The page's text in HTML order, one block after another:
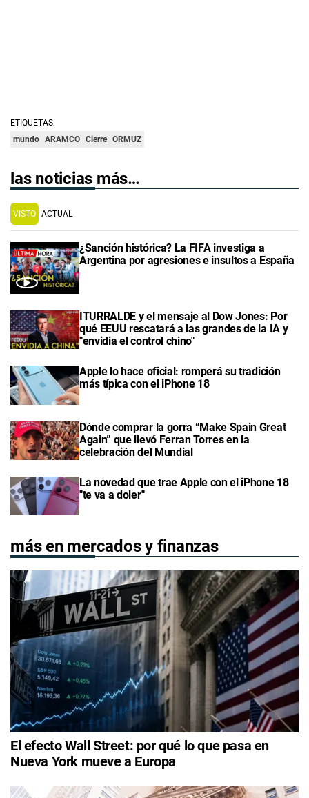
ETIQUETAS:
mundo ARAMCO Cierre ORMUZ
las noticias más…
VISTO ACTUAL
¿Sanción histórica? La FIFA investiga a
Argentina por agresiones e insultos a España
ITURRALDE y el mensaje al Dow Jones: Por
qué EEUU rescatará a las grandes de la IA y
"envidia el control chino"
Apple lo hace oficial: romperá su tradición
más típica con el iPhone 18
Dónde comprar la gorra “Make Spain Great
Again” que llevó Ferran Torres en la
celebración del Mundial
La novedad que trae Apple con el iPhone 18
"te va a doler"
más en mercados y finanzas
El efecto Wall Street: por qué lo que pasa en
Nueva York mueve a Europa